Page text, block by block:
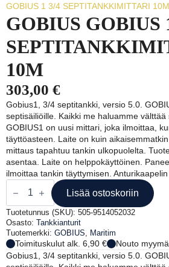
GOBIUS 1 3/4 SEPTITANKKIMITTARI 10M
GOBIUS GOBIUS
10M
303,00 €
Gobius1, 3/4 septitankki, versio 5.0.
septisäiliöille. Kaikki me haluamme välttää
GOBIUS1 on uusi mittari, joka ilmoittaa,
täyttöasteen. Laite on kuin
mittaus tapahtuu tankin ulkopuolelta.
asentaa. Laite on helppokäyttöinen.
ilmoittaa tankin täyttymisen. Anturikaapelin
GOBIUS
GOBIUS
1
3/4
SEPTITANKKIMITTARI
10M
määrä
Lisää ostoskoriin
Tuotetunnus (SKU): 505-9514052032
Osasto: Tankkianturit
Tuotemerkki: GOBIUS Maritim
Toimituskulut alk. 6,90 €
Nouto
Gobius1, 3/4 septitankki, versio 5.0.